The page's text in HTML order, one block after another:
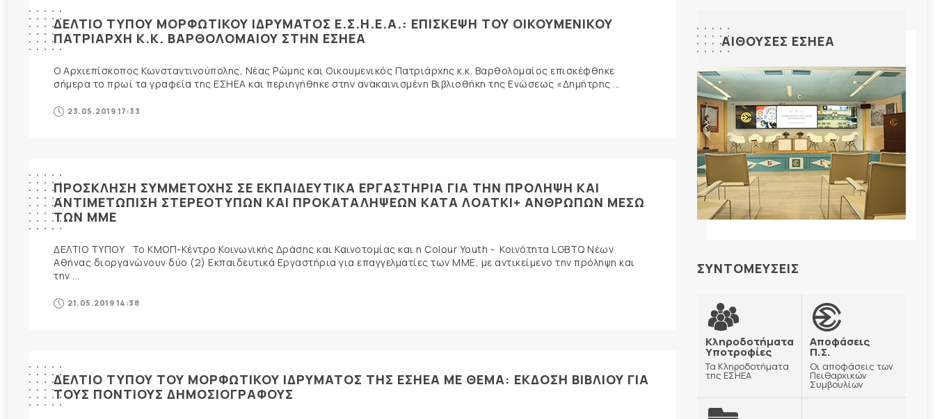
ΔΕΛΤΙΟ ΤΥΠΟΥ ΜΟΡΦΩΤΙΚΟΥ ΙΔΡΥΜΑΤΟΣ Ε.Σ.Η.Ε.Α.: ΕΠΙΣΚΕΨΗ ΤΟΥ ΟΙΚΟΥΜΕΝΙΚΟΥ
ΠΑΤΡΙΑΡΧΗ Κ.Κ. ΒΑΡΘΟΛΟΜΑΙΟΥ ΣΤΗΝ ΕΣΗΕΑ
Ο Αρχιεπίσκοπος Κωνσταντινούπολης, Νέας Ρώμης και Οικουμενικός Πατριάρχης κ.κ. Βαρθολομαίος επισκέφθηκε
σήμερα το πρωί τα γραφεία της ΕΣΗΕΑ και περιηγήθηκε στην ανακαινισμένη Βιβλιοθήκη της Ενώσεως «Δημήτρης ...
23.05.2019 17:33
ΠΡΟΣΚΛΗΣΗ ΣΥΜΜΕΤΟΧΗΣ ΣΕ ΕΚΠΑΙΔΕΥΤΙΚΑ ΕΡΓΑΣΤΗΡΙΑ ΓΙΑ ΤΗΝ ΠΡΟΛΗΨΗ ΚΑΙ
ΑΝΤΙΜΕΤΩΠΙΣΗ ΣΤΕΡΕΟΤΥΠΩΝ ΚΑΙ ΠΡΟΚΑΤΑΛΗΨΕΩΝ ΚΑΤΑ ΛΟΑΤΚΙ+ ΑΝΘΡΩΠΩΝ ΜΕΣΩ
ΤΩΝ ΜΜΕ
ΔΕΛΤΙΟ ΤΥΠΟΥ Το ΚΜΟΠ-Κέντρο Κοινωνικής Δράσης και Καινοτομίας και η Colour Youth - Κοινότητα LGBTQ Νέων
Αθήνας διοργανώνουν δύο (2) Εκπαιδευτικά Εργαστήρια για επαγγελματίες των ΜΜΕ, με αντικείμενο την πρόληψη και
την ...
21.05.2019 14:38
ΔΕΛΤΙΟ ΤΥΠΟΥ ΤΟΥ ΜΟΡΦΩΤΙΚΟΥ ΙΔΡΥΜΑΤΟΣ ΤΗΣ ΕΣΗΕΑ ΜΕ ΘΕΜΑ: ΕΚΔΟΣΗ ΒΙΒΛΙΟΥ ΓΙΑ
ΤΟΥΣ ΠΟΝΤΙΟΥΣ ΔΗΜΟΣΙΟΓΡΑΦΟΥΣ
ΑΙΘΟΥΣΕΣ ΕΣΗΕΑ
ΣΥΝΤΟΜΕΥΣΕΙΣ
Κληροδοτήματα
Υποτροφίες
Τα Κληροδοτήματα
της ΕΣΗΕΑ
Αποφάσεις
Π.Σ.
Οι αποφάσεις των
Πειθαρχικών
Συμβουλίων